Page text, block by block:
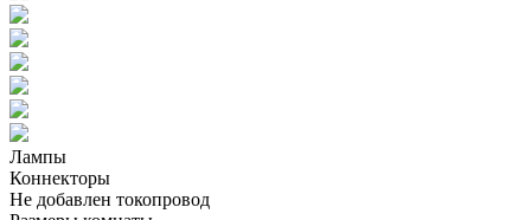
Лампы
Коннекторы
Не добавлен токопровод